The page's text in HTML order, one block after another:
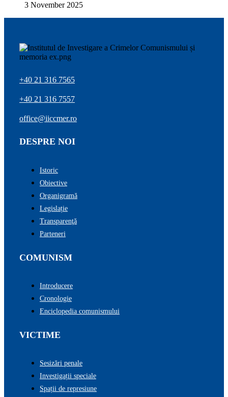
3 November 2025
+40 21 316 7565
+40 21 316 7557
office@iiccmer.ro
DESPRE NOI
Istoric
Obiective
Organigramă
Legislație
Transparenţă
Parteneri
COMUNISM
Introducere
Cronologie
Enciclopedia comunismului
VICTIME
Sesizări penale
Investigații speciale
Spații de represiune